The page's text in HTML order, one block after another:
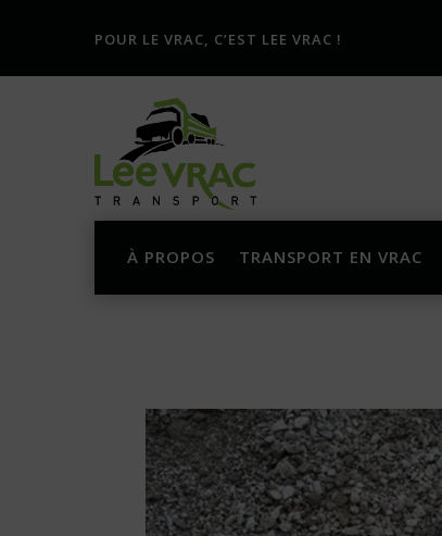
POUR LE VRAC, C’EST LEE VRAC !
À PROPOS TRANSPORT EN VRAC